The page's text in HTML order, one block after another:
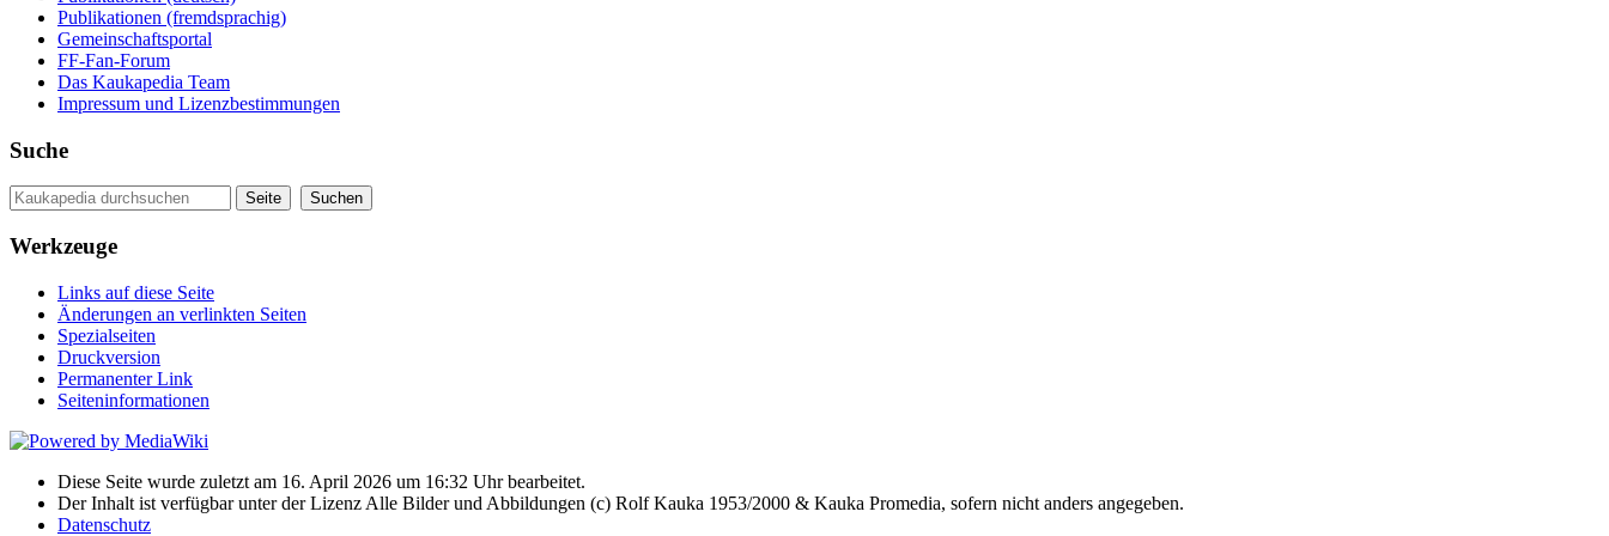
Publikationen (fremdsprachig)
Gemeinschaftsportal
FF-Fan-Forum
Das Kaukapedia Team
Impressum und Lizenzbestimmungen
Suche
Werkzeuge
Links auf diese Seite
Änderungen an verlinkten Seiten
Spezialseiten
Druckversion
Permanenter Link
Seiten­informationen
Diese Seite wurde zuletzt am 16. April 2026 um 16:32 Uhr bearbeitet.
Der Inhalt ist verfügbar unter der Lizenz Alle Bilder und Abbildungen (c) Rolf Kauka 1953/2000 & Kauka Promedia, sofern nicht anders angegeben.
Datenschutz